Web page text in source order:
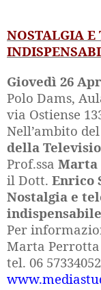
NOSTALGIA E
Giovedì 26
Polo Dams,
via Ostiense
Nell’ambito
della
Prof.ssa Marta
il Dott. Enrico
Nostalgia e
Per
Marta Perrotta
tel. 06 57334052